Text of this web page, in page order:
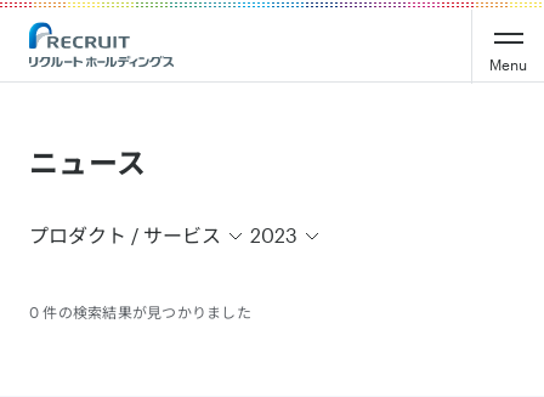
Recruit Holdings
Menu
ニュース
プロダクト / サービス 2023
0 件の検索結果が見つかりました